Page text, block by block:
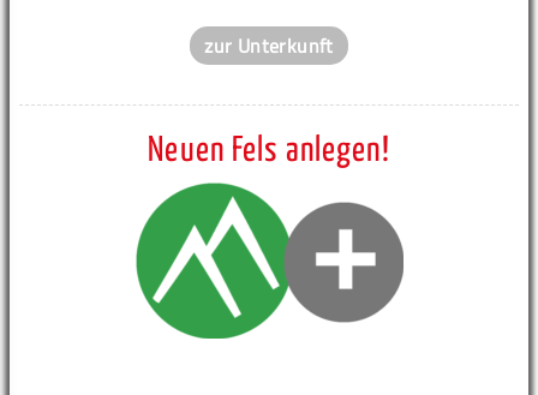
zur Unterkunft
Neuen Fels anlegen!